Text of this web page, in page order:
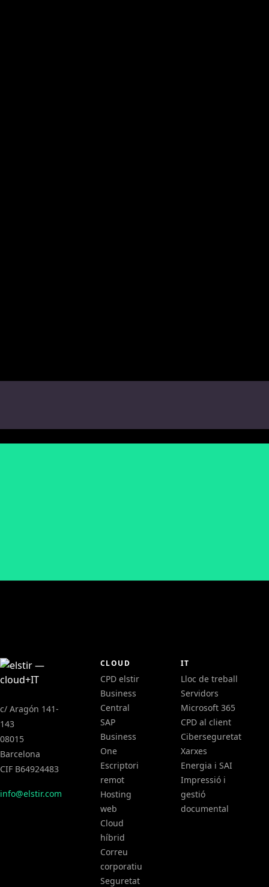
c/ Aragón 141-
143
08015
Barcelona
CIF B64924483
info@elstir.com
CLOUD
CPD elstir
Business
Central
SAP
Business
One
Escriptori
remot
Hosting
web
Cloud
híbrid
Correu
corporatiu
Seguretat
IT
Lloc de treball
Servidors
Microsoft 365
CPD al client
Ciberseguretat
Xarxes
Energia i SAI
Impressió i
gestió
documental